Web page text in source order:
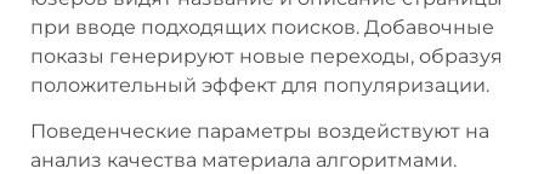
при вводе подходящих поисков. Добавочные
показы генерируют новые переходы, образуя
положительный эффект для популяризации.
Поведенческие параметры воздействуют на
анализ качества материала алгоритмами.